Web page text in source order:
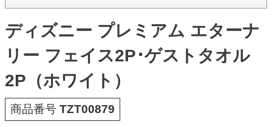
ディズニー プレミアム エターナ
リー フェイス2P･ゲストタオル
2P（ホワイト）
商品番号 TZT00879